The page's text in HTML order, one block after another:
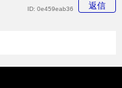
返信
ID: 0e459eab36